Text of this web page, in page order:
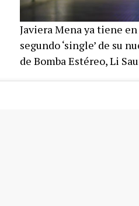
Javiera Mena ya tiene
segundo ‘single’ de su
de Bomba Estéreo, Li